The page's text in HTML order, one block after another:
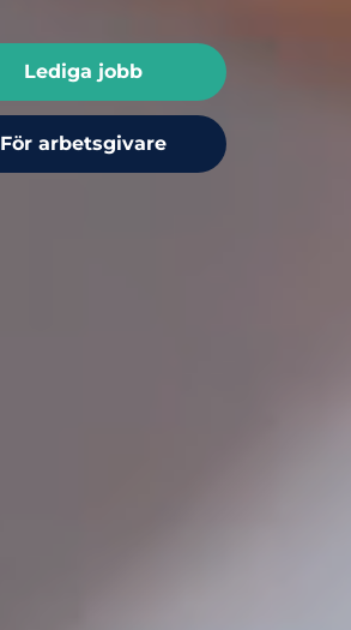
Lediga jobb
För arbetsgivare